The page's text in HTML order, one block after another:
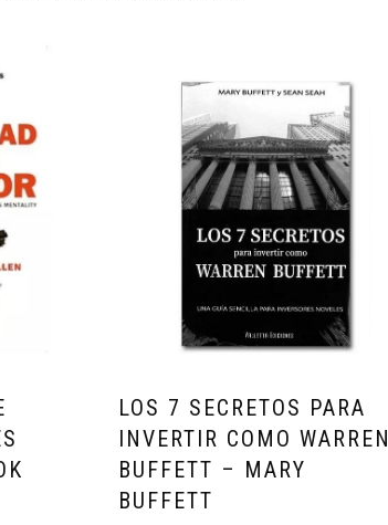
LOS 7 SECRETOS PARA
INVERTIR COMO WARREN
BUFFETT – MARY
BUFFETT